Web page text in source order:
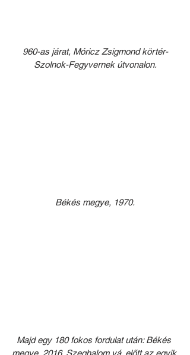
960-as járat, Móricz Zsigmond körtér-
Szolnok-Fegyvernek útvonalon.
Békés megye, 1970.
Majd egy 180 fokos fordulat után: Békés